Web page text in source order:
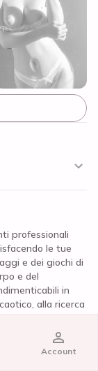
professionali
le tue
e dei giochi di
e del
in
alla ricerca
intensi, quelli
di essere
Account
Account